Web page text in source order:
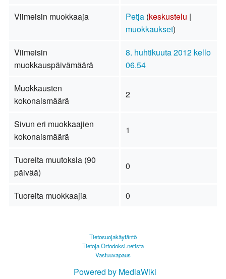
Viimeisin muokkaaja
Petja (keskustelu |
muokkaukset)
Viimeisin
muokkauspäivämäärä
8. huhtikuuta 2012 kello
06.54
Muokkausten
kokonaismäärä
2
Sivun eri muokkaajien
kokonaismäärä
1
Tuoreita muutoksia (90
päivää)
0
Tuoreita muokkaajia 0
Tietosuojakäytäntö
Tietoja Ortodoksi.netista
Vastuuvapaus
Powered by MediaWiki